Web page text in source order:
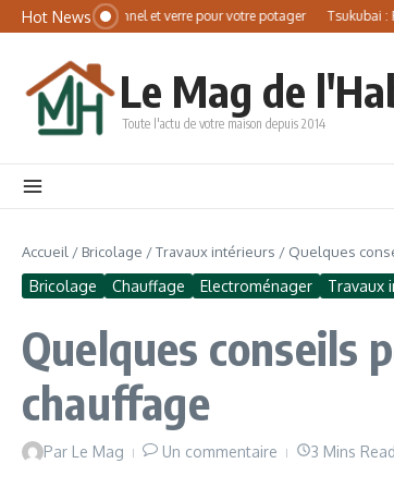
Aller au contenu
Hot News
entre tunnel et verre pour votre potager Tsukubai :
Le Mag de
Toute l'actu de votre maison depuis 2014
Accueil / Bricolage /Travaux intérieurs / Quelques
Bricolage Chauffage Electroménager Travaux
Quelques conseils
chauffage
Par Le Mag Un commentaire 3 Mins Read
Panneau de gestion des cookies